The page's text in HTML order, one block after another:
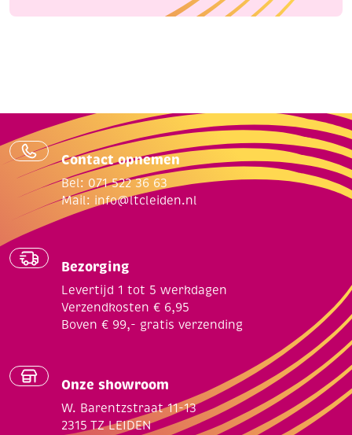
Contact opnemen
Bel: 071 522 36 63
Mail: info@ltcleiden.nl
Bezorging
Levertijd 1 tot 5 werkdagen
Verzendkosten € 6,95
Boven € 99,- gratis verzending
Onze showroom
W. Barentzstraat 11-13
2315 TZ LEIDEN